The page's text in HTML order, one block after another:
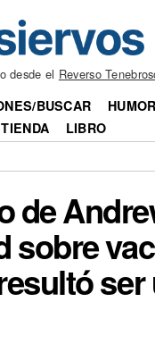
desde el Reverso
BUSCAR HUMOR
TIENDA LIBRO
de
sobre
ser